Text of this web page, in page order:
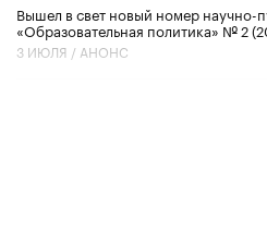
Вышел в свет новый номер научно-
«Образовательная политика» № 2
3 ИЮЛЯ / АНОНС